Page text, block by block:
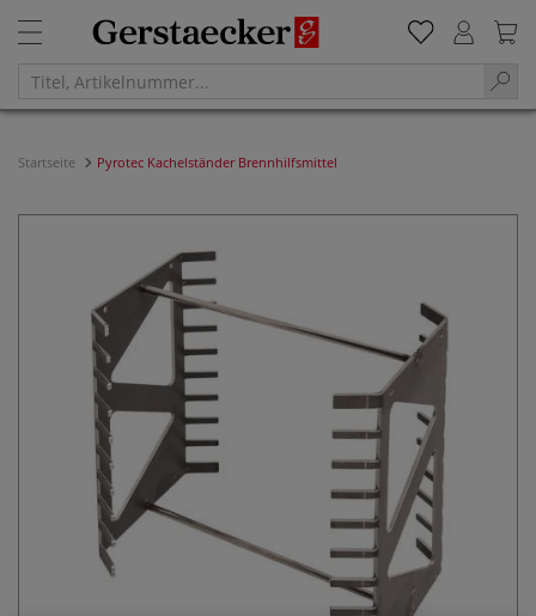
Startseite Pyrotec Kachelständer Brennhilfsmittel